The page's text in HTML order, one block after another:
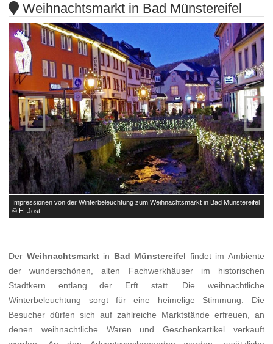
Weihnachtsmarkt in Bad Münstereifel
Impressionen von der Winterbeleuchtung zum Weihnachtsmarkt in Bad Münstereifel
© H. Jost
 
Der Weihnachtsmarktin Bad Münstereifel findet im Ambiente
der wunderschönen, alten Fachwerkhäuser im historischen
Stadtkern entlang der Erft statt. Die weihnachtliche
Winterbeleuchtung sorgt für eine heimelige Stimmung. Die
Besucher dürfen sich auf zahlreiche Marktstände erfreuen, an
denen weihnachtliche Waren und Geschenkartikel verkauft